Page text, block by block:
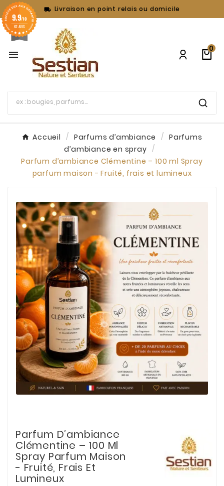
 Livraison en point relais ou domicile

0
Accueil Parfums d’ambiance
Parfums
d’ambiance en spray
Parfum d’ambiance Clémentine – 100 ml Spray
parfum maison - Fruité, frais et lumineux
Parfum D’ambiance
Clémentine – 100 Ml
Spray Parfum Maison
- Fruité, Frais Et
Lumineux
9.9/10
62 AVIS